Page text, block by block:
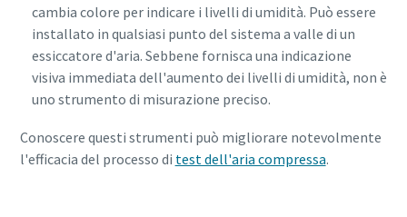
cambia colore per indicare i livelli di umidità. Può essere
installato in qualsiasi punto del sistema a valle di un
essiccatore d'aria. Sebbene fornisca una indicazione
visiva immediata dell'aumento dei livelli di umidità, non è
uno strumento di misurazione preciso.
Conoscere questi strumenti può migliorare notevolmente
l'efficacia del processo di test dell'aria compressa.